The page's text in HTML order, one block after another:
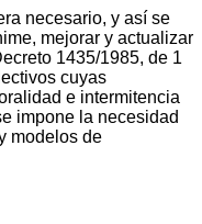
necesario, y así se
mejorar y actualizar
1435/1985, de 1
cuyas
e intermitencia
impone la necesidad
modelos de